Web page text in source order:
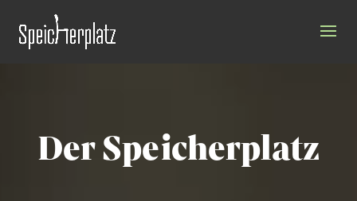
Player
Der Speicherplatz